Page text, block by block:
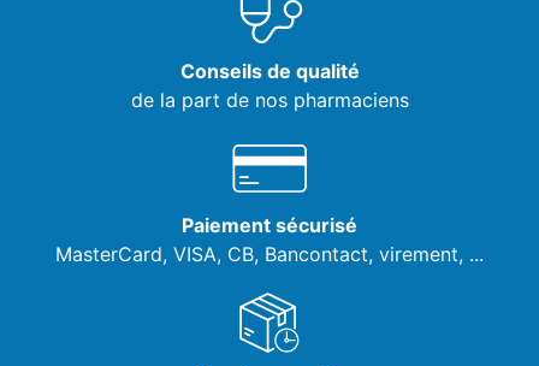
Conseils de qualité
de la part de nos pharmaciens
Paiement sécurisé
MasterCard, VISA, CB, Bancontact, virement, ...